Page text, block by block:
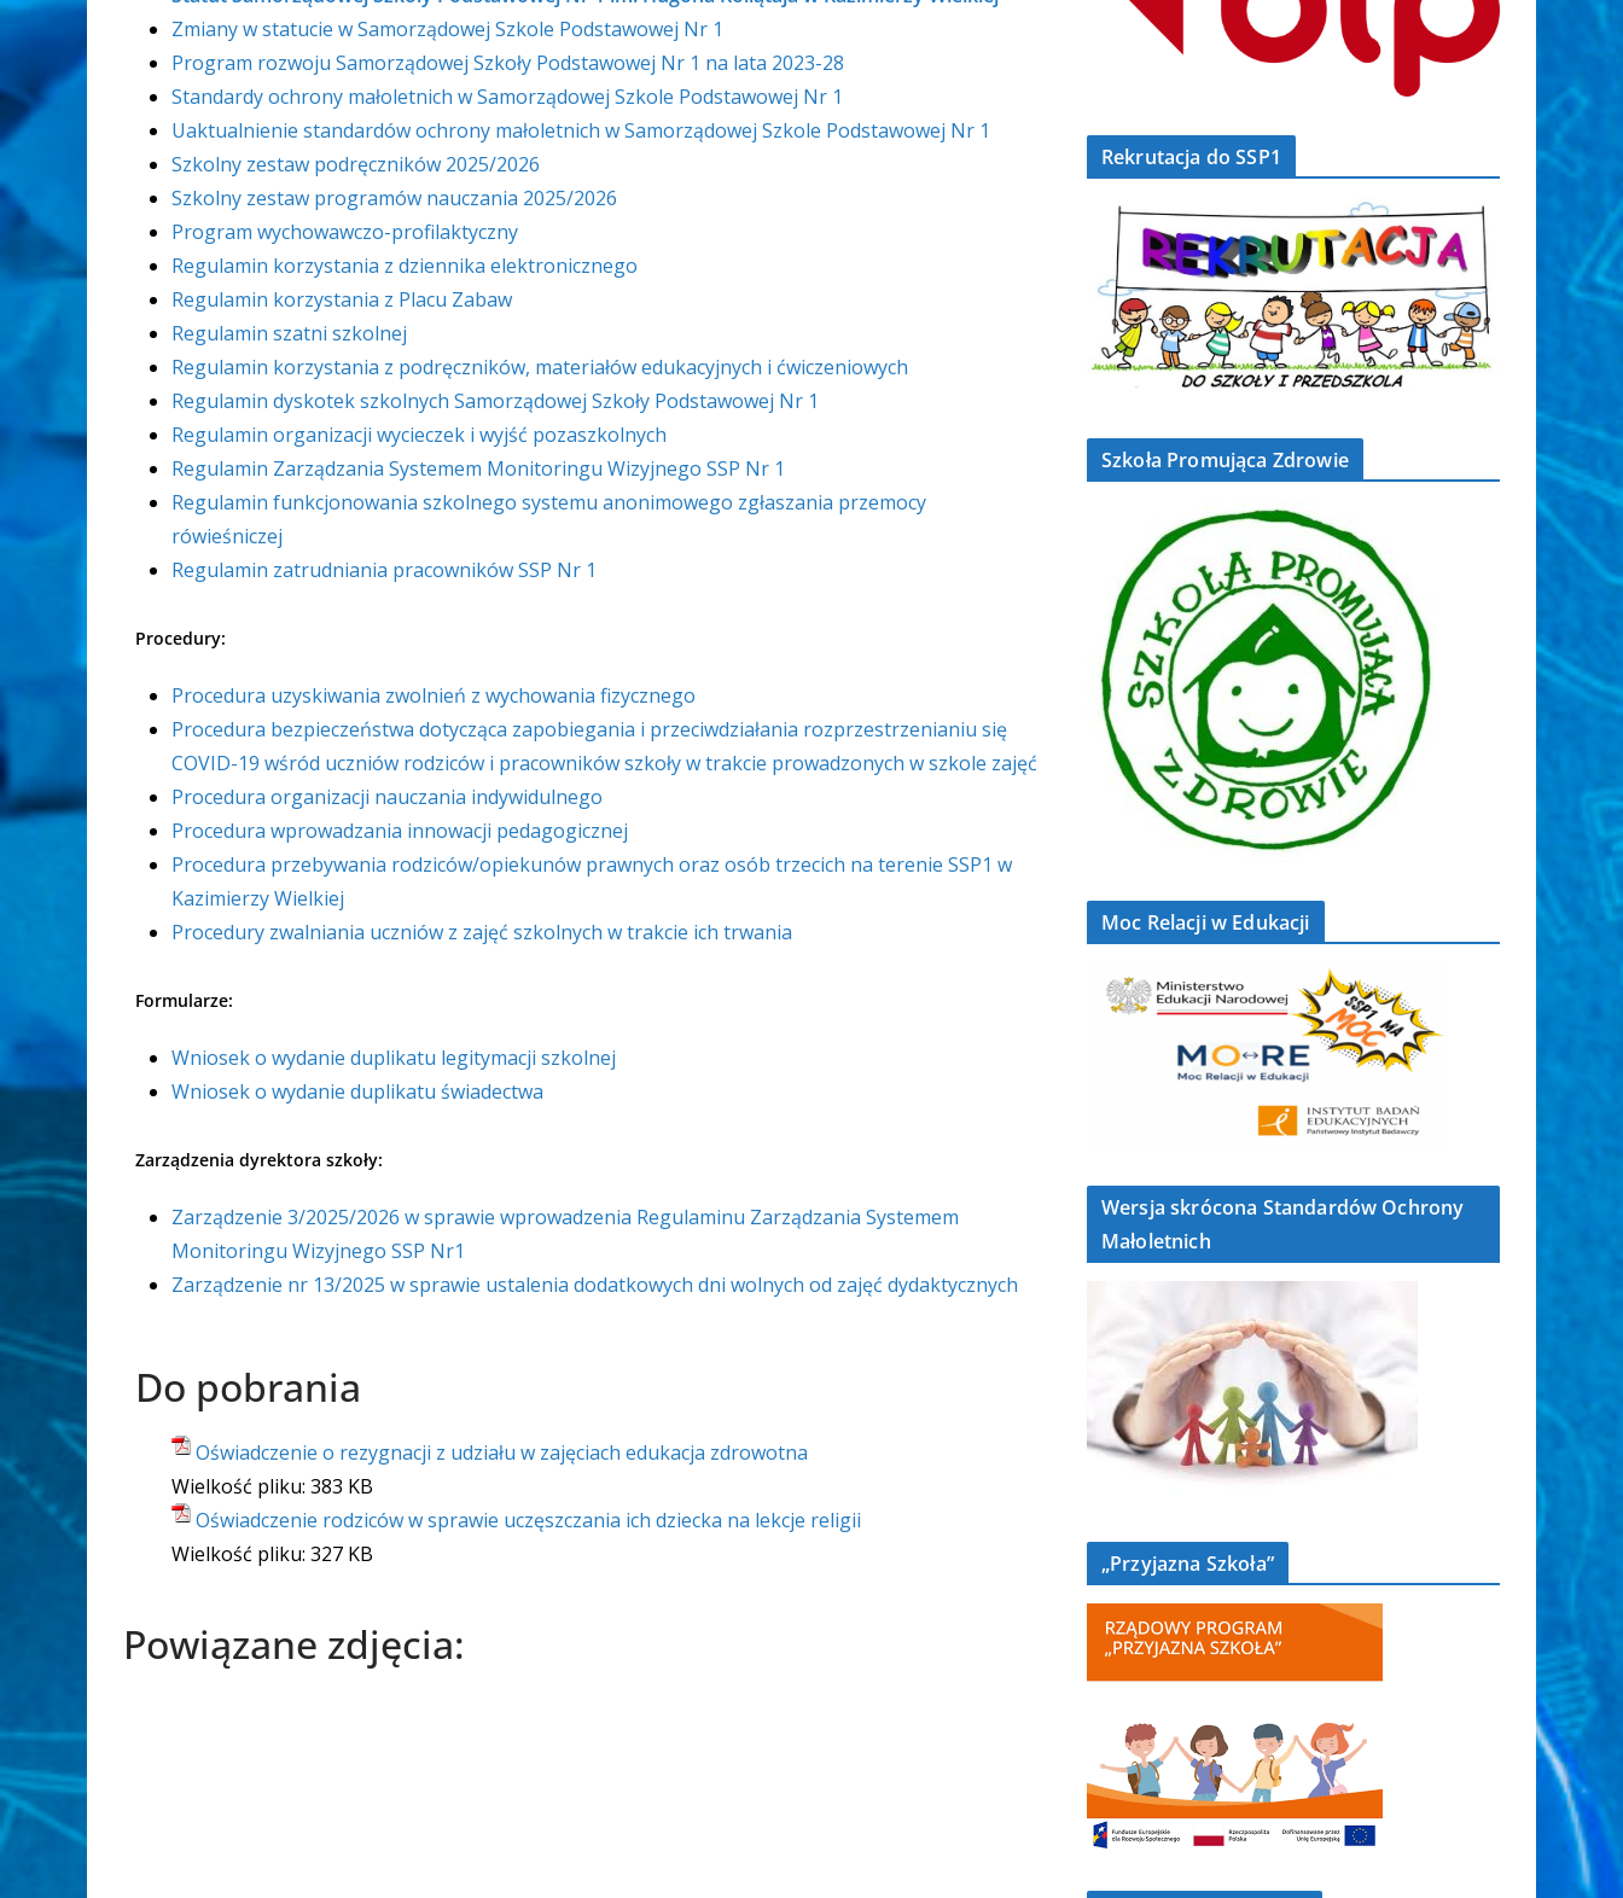
Zmiany w statucie w Samorządowej Szkole Podstawowej Nr 1
Program rozwoju Samorządowej Szkoły Podstawowej Nr 1 na lata 2023-28
Standardy ochrony małoletnich w Samorządowej Szkole Podstawowej Nr 1
Uaktualnienie standardów ochrony małoletnich w Samorządowej Szkole Podstawowej Nr 1
Szkolny zestaw podręczników 2025/2026
Szkolny zestaw programów nauczania 2025/2026
Program wychowawczo-profilaktyczny
Regulamin korzystania z dziennika elektronicznego
Regulamin korzystania z Placu Zabaw
Regulamin szatni szkolnej
Regulamin korzystania z podręczników, materiałów edukacyjnych i ćwiczeniowych
Regulamin dyskotek szkolnych Samorządowej Szkoły Podstawowej Nr 1
Regulamin organizacji wycieczek i wyjść pozaszkolnych
Regulamin Zarządzania Systemem Monitoringu Wizyjnego SSP Nr 1
Regulamin funkcjonowania szkolnego systemu anonimowego zgłaszania przemocy
rówieśniczej
Regulamin zatrudniania pracowników SSP Nr 1
Procedury:
Procedura uzyskiwania zwolnień z wychowania fizycznego
Procedura bezpieczeństwa dotycząca zapobiegania i przeciwdziałania rozprzestrzenianiu się
COVID-19 wśród uczniów rodziców i pracowników szkoły w trakcie prowadzonych w szkole zajęć
Procedura organizacji nauczania indywidulnego
Procedura wprowadzania innowacji pedagogicznej
Procedura przebywania rodziców/opiekunów prawnych oraz osób trzecich na terenie SSP1 w
Kazimierzy Wielkiej
Procedury zwalniania uczniów z zajęć szkolnych w trakcie ich trwania
Formularze:
Wniosek o wydanie duplikatu legitymacji szkolnej
Wniosek o wydanie duplikatu świadectwa
Zarządzenia dyrektora szkoły:
Zarządzenie 3/2025/2026 w sprawie wprowadzenia Regulaminu Zarządzania Systemem
Monitoringu Wizyjnego SSP Nr1
Zarządzenie nr 13/2025 w sprawie ustalenia dodatkowych dni wolnych od zajęć dydaktycznych
Do pobrania
Oświadczenie o rezygnacji z udziału w zajęciach edukacja zdrowotna
Wielkość pliku: 383 KB
Oświadczenie rodziców w sprawie uczęszczania ich dziecka na lekcje religii
Wielkość pliku: 327 KB
Powiązane zdjęcia:
Rekrutacja do SSP1
Szkoła Promująca Zdrowie
Moc Relacji w Edukacji
Wersja skrócona Standardów Ochrony
Małoletnich
„Przyjazna Szkoła”